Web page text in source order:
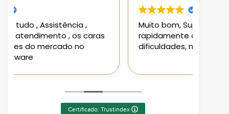
Muito bom, Suporte atendeu
rapidamente aos requisitos e
dificuldades, não deixa nada a desejar
Certificado: Trustindex